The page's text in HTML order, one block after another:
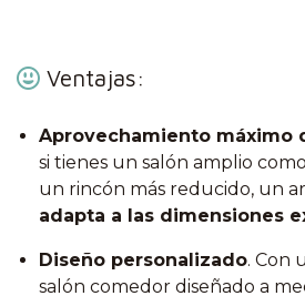
Ventajas:
Aprovechamiento máximo
si tienes un salón amplio
un rincón más reducido, un
adapta a las dimensiones
Diseño personalizado. Con
salón comedor diseñado a